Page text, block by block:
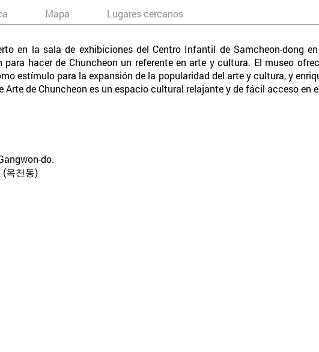
Mapa Lugares cercanos
en la sala de exhibiciones del Centro Infantil de Samcheon-dong
para hacer de Chuncheon un referente en arte y cultura. El museo
estímulo para la expansión de la popularidad del arte y cultura, y
de Chuncheon es un espacio cultural relajante y de fácil acceso en
do.
(옥천동)